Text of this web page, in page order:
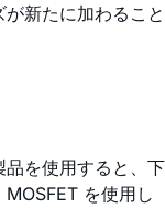
新たに加わること
品を使用すると、下
を使用し